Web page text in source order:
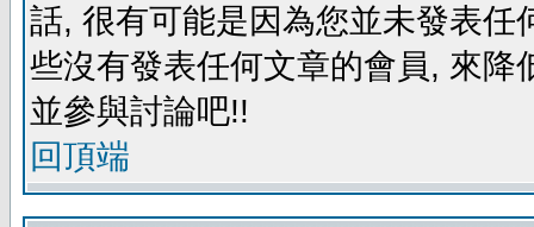
話, 很有可能是因為您並未發表
些沒有發表任何文章的會員, 來
並參與討論吧!!
回頂端